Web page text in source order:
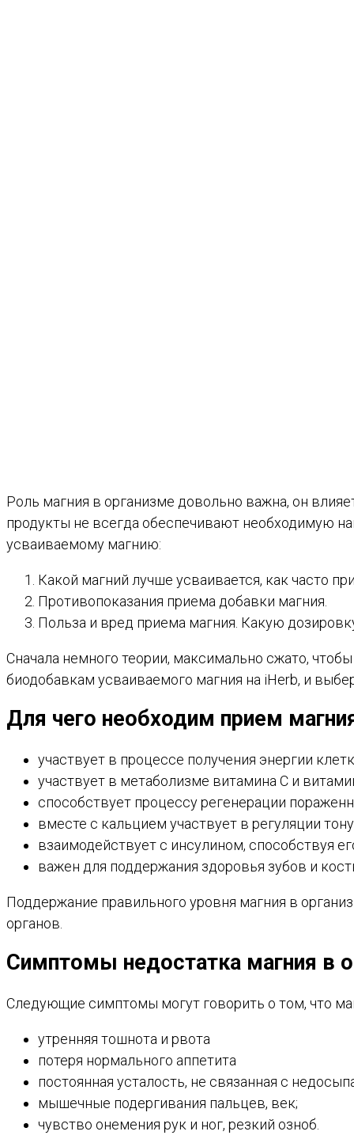
Роль магния в организме довольно важна, он
продукты не всегда обеспечивают необходимую
усваиваемому магнию:
Какой магний лучше усваивается, как часто
Противопоказания приема добавки магния.
Польза и вред приема магния. Какую
Сначала немного теории, максимально сжато,
биодобавкам усваиваемого магния на iHerb, и
Для чего необходим прием
участвует в процессе получения энергии
участвует в метаболизме витамина С и
способствует процессу регенерации
вместе с кальцием участвует в регуляции
взаимодействует с инсулином, способствуя
важен для поддержания здоровья зубов и
Поддержание правильного уровня магния в
органов.
Симптомы недостатка магния в
Следующие симптомы могут говорить о том, что
утренняя тошнота и рвота
потеря нормального аппетита
постоянная усталость, не связанная с
мышечные подергивания пальцев, век;
чувство онемения рук и ног, резкий озноб.